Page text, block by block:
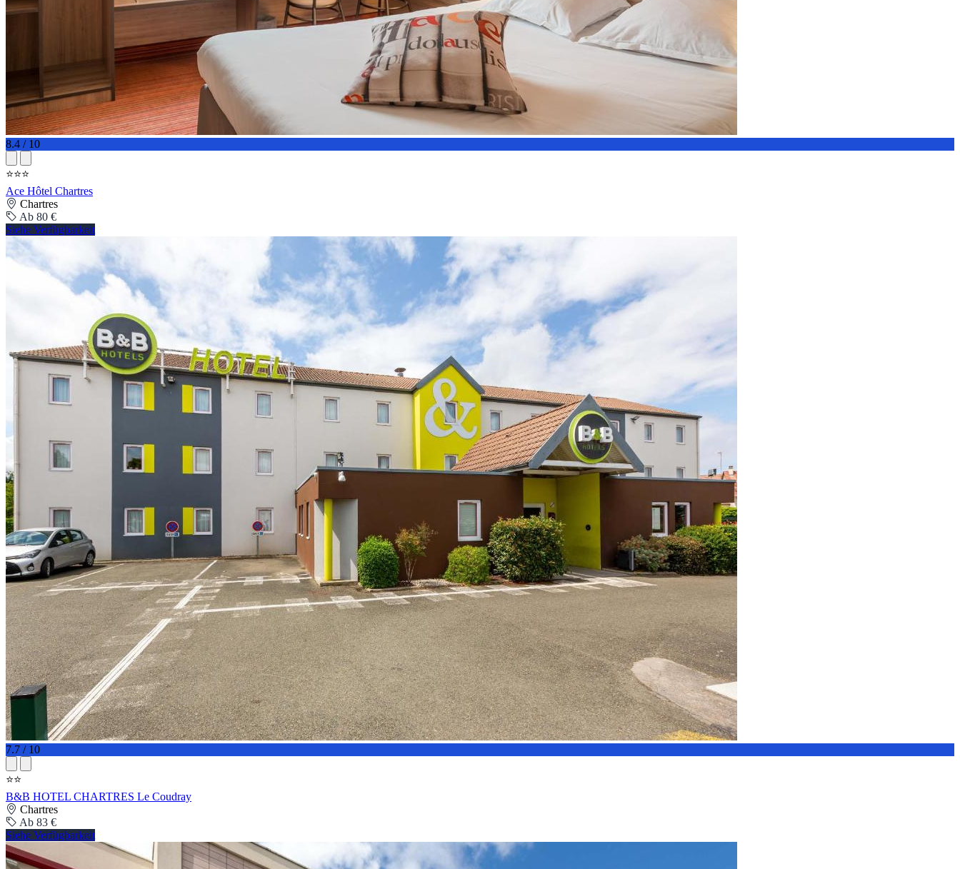
8.4 / 10
⭐⭐⭐
Ace Hôtel Chartres
Chartres
Ab 80 €
Siehe Verfügbarkeit
7.7 / 10
⭐⭐
B&B HOTEL CHARTRES Le Coudray
Chartres
Ab 83 €
Siehe Verfügbarkeit